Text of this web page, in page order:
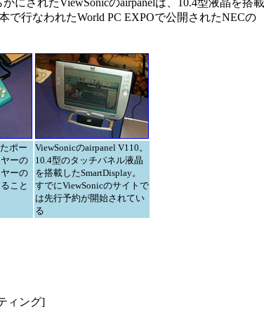
にされたViewSonicのairpanelは、10.4型液晶を搭
で行なわれたWorld PC EXPOで公開されたNECの
ポー
ーの
ーの
こと
ViewSonicのairpanel V110。
10.4型のタッチパネル液晶
を搭載したSmartDisplay。
すでにViewSonicのサイトで
は先行予約が開始されてい
る
ィング]